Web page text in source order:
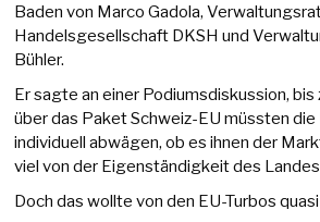
Baden von Marco Gadola,
Handelsgesellschaft DKSH und
Bühler.
Er sagte an einer Podiumsdiskussion,
über das Paket Schweiz-EU müssten
individuell abwägen, ob es ihnen der
viel von der Eigenständigkeit des
Doch das wollte von den EU-Turbos